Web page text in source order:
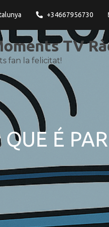
+34667956730
TV
fan la felicitat!
QUE É